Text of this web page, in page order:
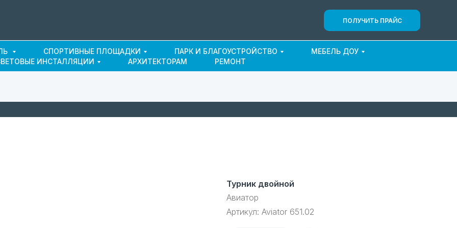
ПОЛУЧИТЬ ПРАЙС
СПОРТИВНЫЕ ПЛОЩАДКИ ПАРК И БЛАГОУСТРОЙСТВО
МЕБЕЛЬ ДОУ
ИНСТАЛЛЯЦИИ
АРХИТЕКТОРАМ РЕМОНТ
Турник двойной
Авиатор
Артикул: Aviator 651.02